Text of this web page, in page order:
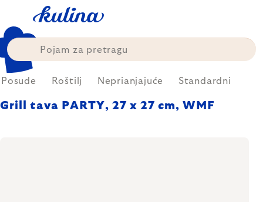
content
Posude Roštilj Neprianjajuće Standardni
Grill tava PARTY, 27 x 27 cm, WMF